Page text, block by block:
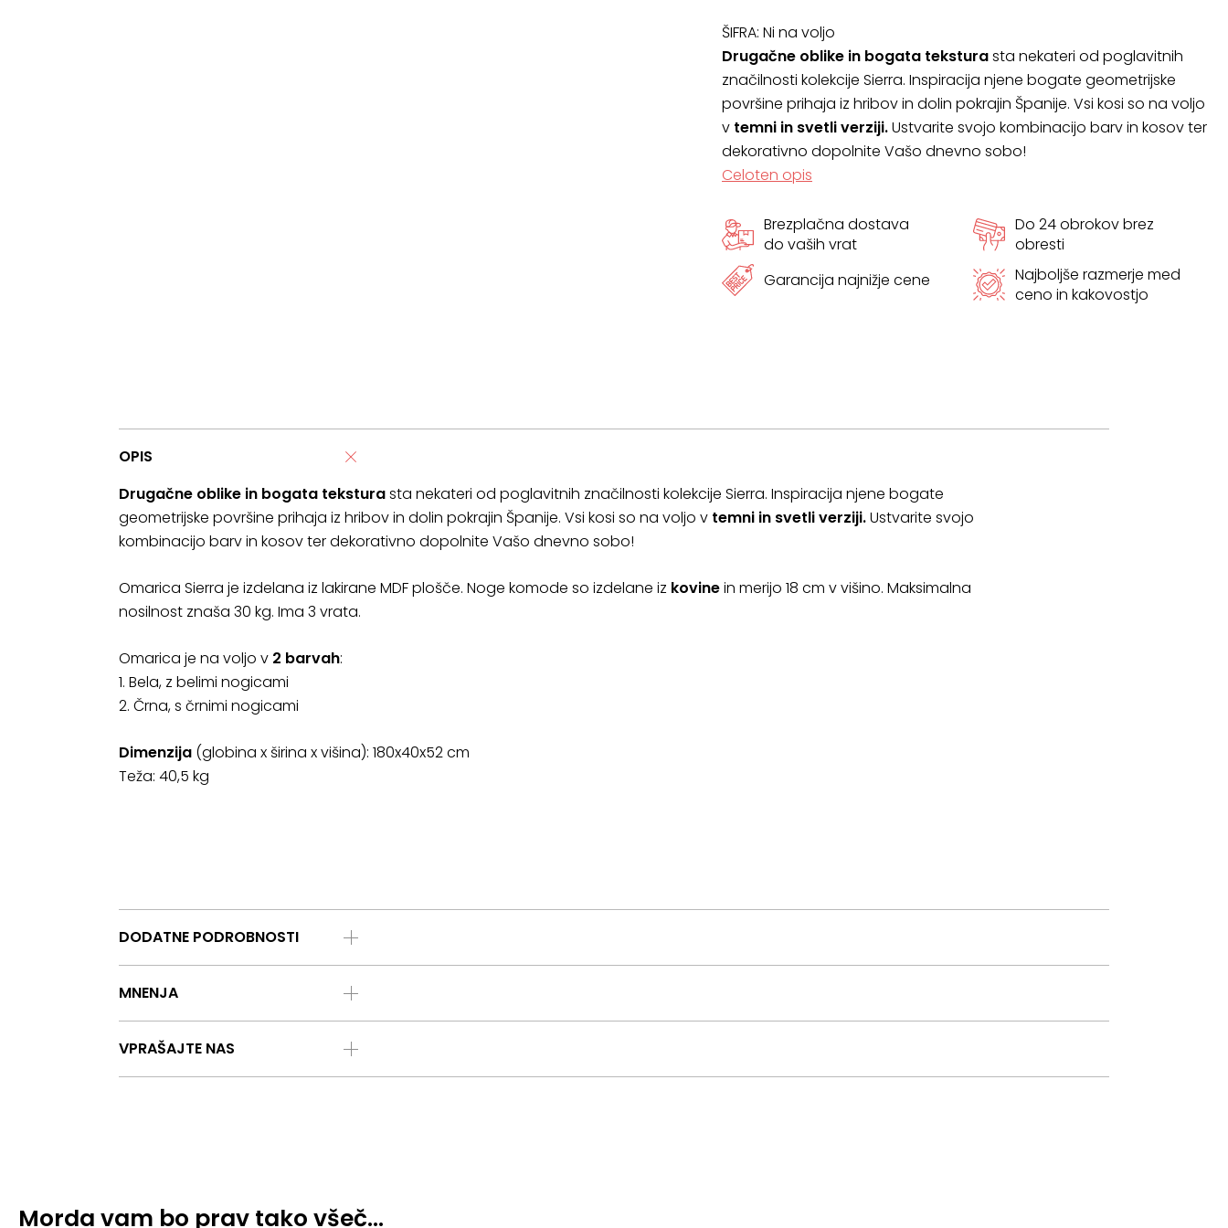
ŠIFRA: Ni na voljo
Drugačne oblike in bogata teksturasta nekateri od poglavitnih
značilnosti kolekcije Sierra. Inspiracija njene bogate geometrijske
površine prihaja iz hribov in dolin pokrajin Španije. Vsi kosi so na voljo
vtemni in svetli verziji.Ustvarite svojo kombinacijo barv in kosov ter
dekorativno dopolnite Vašo dnevno sobo!
Celoten opis
Brezplačna dostava
do vaših vrat
Do 24 obrokov brez
obresti
Garancija najnižje cene
Najboljše razmerje med
ceno in kakovostjo
OPIS
Drugačne oblike in bogata teksturasta nekateri od poglavitnih značilnosti kolekcije Sierra. Inspiracija njene bogate
geometrijske površine prihaja iz hribov in dolin pokrajin Španije. Vsi kosi so na voljo v temni in svetli verziji.Ustvarite svojo
kombinacijo barv in kosov ter dekorativno dopolnite Vašo dnevno sobo!
Omarica Sierra je izdelana iz lakirane MDF plošče. Noge komode so izdelane iz kovinein merijo 18 cm v višino. Maksimalna
nosilnost znaša 30 kg. Ima 3 vrata.
Omarica je na voljo v 2 barvah:
1. Bela, z belimi nogicami
2. Črna, s črnimi nogicami
Dimenzija (globina x širina x višina): 180x40x52 cm
Teža: 40,5 kg
DODATNE PODROBNOSTI
MNENJA
VPRAŠAJTE NAS
Morda vam bo prav tako všeč…